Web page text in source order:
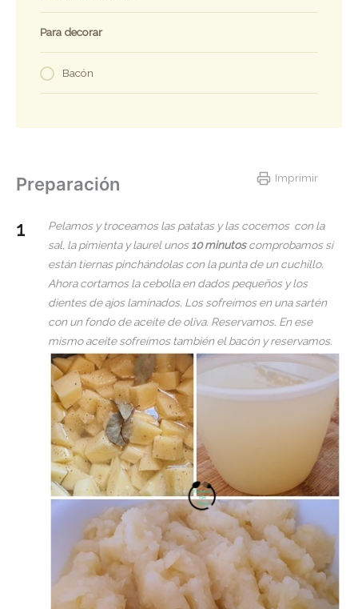
Para decorar
Bacón
Imprimir
Preparación
Pelamos y troceamos las patatas y las cocemos con la
sal, la pimienta y laurel unos10 minutoscomprobamos si
están tiernas pinchándolas con la punta de un cuchillo.
Ahora cortamos la cebolla en dados pequeños y los
dientes de ajos laminados. Los sofreímos en una sartén
con un fondo de aceite de oliva. Reservamos. En ese
mismo aceite sofreímos también el bacón y reservamos.